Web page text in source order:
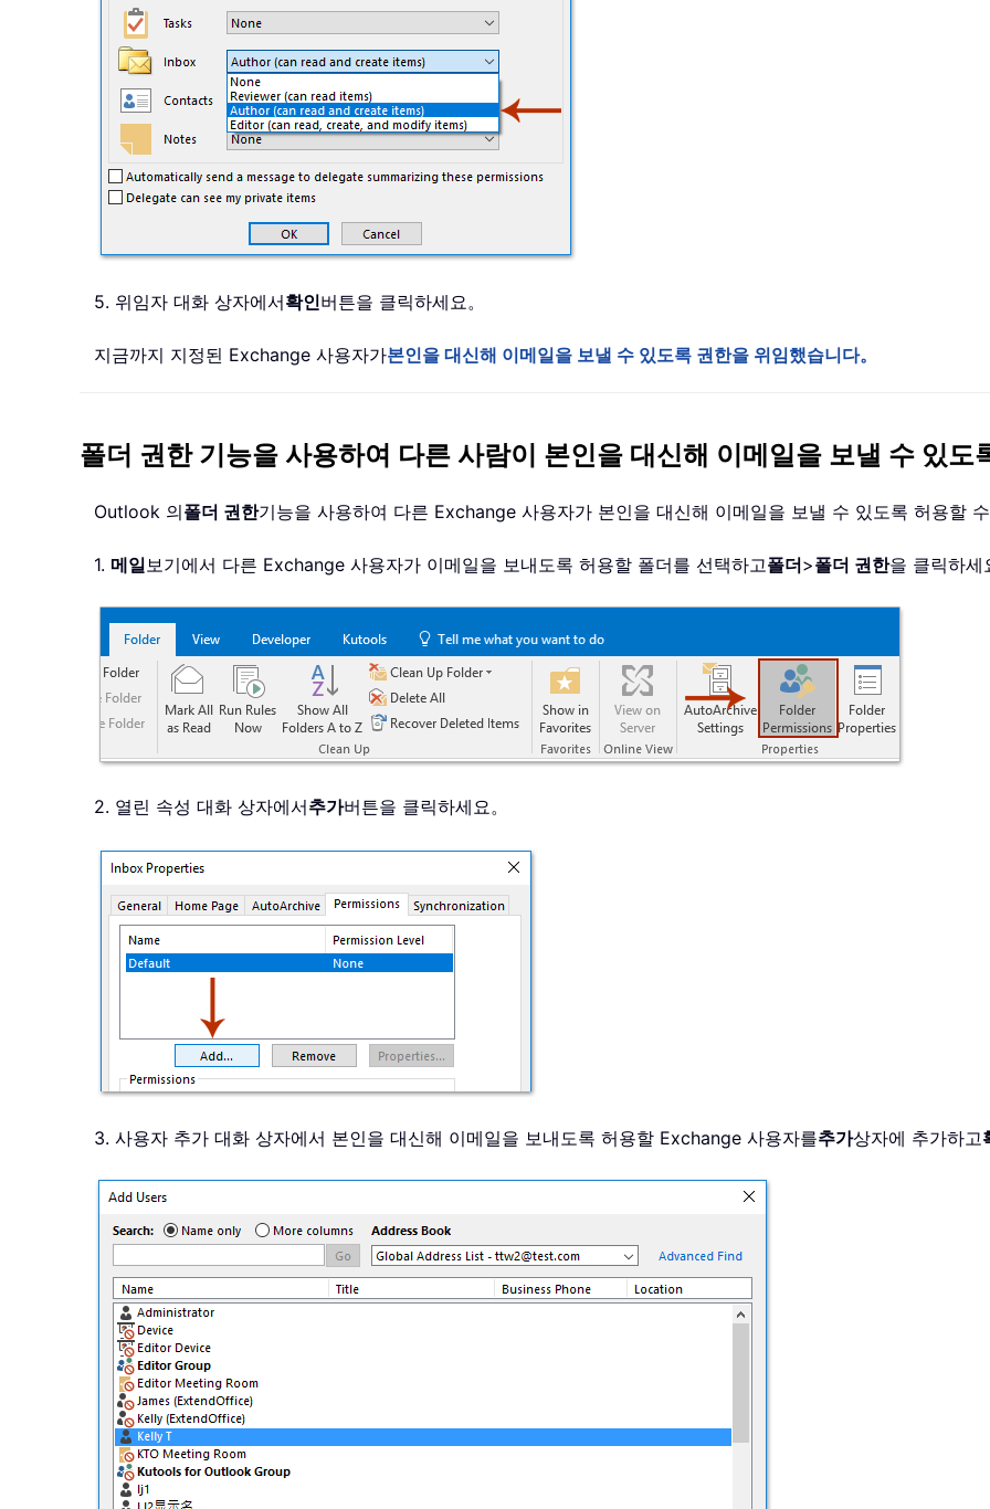
5. 위임자 대화 상자에서확인버튼을 클릭하세요。
지금까지 지정된 Exchange 사용자가본인을 대신해 이메일을 보낼 수 있도록 권한을 위임했습니다。
폴더 권한 기능을 사용하여 다른 사람이 본인을 대신해 이메일을 보낼 수 있도
Outlook 의폴더 권한기능을 사용하여 다른 Exchange 사용자가 본인을 대신해 이메일을 보낼 수 있도록 허용할
1. 메일보기에서 다른 Exchange 사용자가 이메일을 보내도록 허용할 폴더를 선택하고폴더>폴더 권한을 클릭하세
2. 열린 속성 대화 상자에서추가버튼을 클릭하세요。
3. 사용자 추가 대화 상자에서 본인을 대신해 이메일을 보내도록 허용할 Exchange 사용자를추가상자에 추가하고